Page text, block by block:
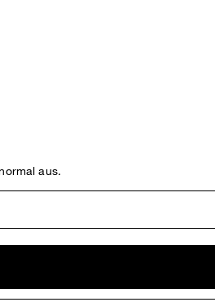
aus.